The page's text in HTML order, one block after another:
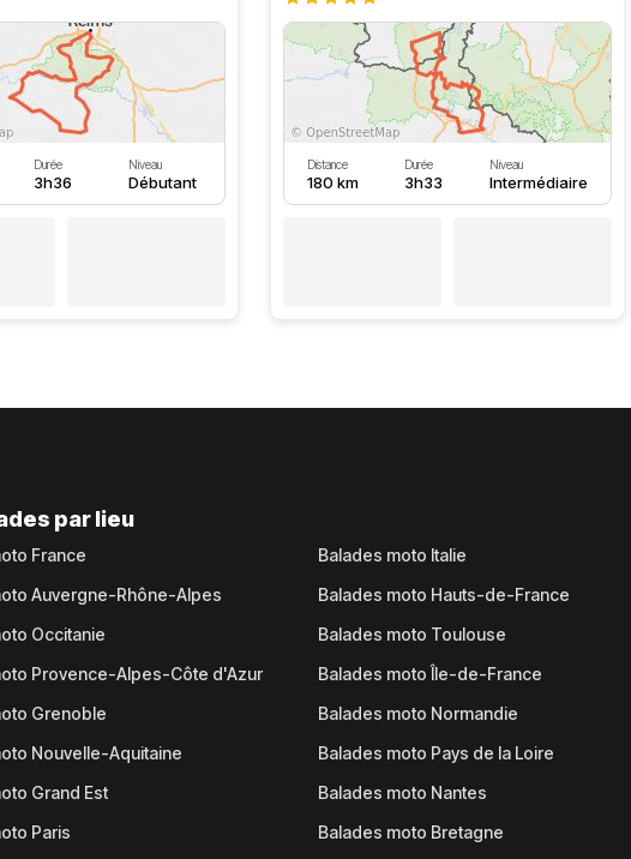
Durée
3h36
Niveau
Débutant
Distance
180 km
Durée
3h33
Niveau
Intermédiaire
par lieu
France
Auvergne-Rhône-Alpes
Occitanie
Provence-Alpes-Côte d'Azur
Grenoble
Nouvelle-Aquitaine
Grand Est
Paris
Balades moto Italie
Balades moto Hauts-de-France
Balades moto Toulouse
Balades moto Île-de-France
Balades moto Normandie
Balades moto Pays de la Loire
Balades moto Nantes
Balades moto Bretagne